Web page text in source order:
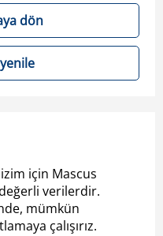
dön
için Mascus
verilerdir.
mümkün
çalışırız.